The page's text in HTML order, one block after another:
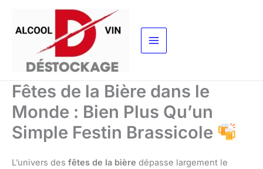
contenu
Fêtes de la Bière dans le
Monde : Bien Plus Qu’un
Simple Festin Brassicole
L’univers des fêtes de la bière dépasse largement le